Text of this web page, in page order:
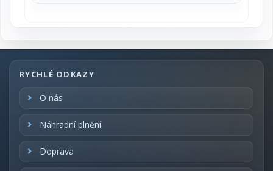
RYCHLÉ ODKAZY
O nás
Náhradní plnění
Doprava